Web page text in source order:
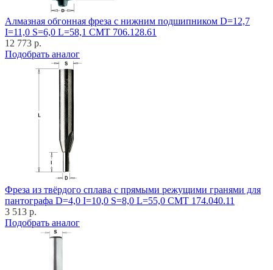
Алмазная обгонная фреза с нижним подшипником D=12,7
I=11,0 S=6,0 L=58,1 CMT 706.128.61
12 773 р.
Подобрать аналог
Фреза из твёрдого сплава с прямыми режущими гранями для
пантографа D=4,0 I=10,0 S=8,0 L=55,0 CMT 174.040.11
3 513 р.
Подобрать аналог